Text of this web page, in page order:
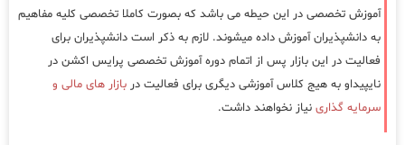
آموزش تخصصی در این حیطه می باشد که بصورت کاملا تخصصی کلیه مفاهیم
به دانشپذیران آموزش داده میشوند. لازم به ذکر است دانشپذیران برای
فعالیت در این بازار پس از اتمام دوره آموزش تخصصی پرایس اکشن در
نایپیداو به هیج کلاس آموزشی دیگری برای فعالیت در بازار های مالی و
سرمایه گذاری نیاز نخواهند داشت.